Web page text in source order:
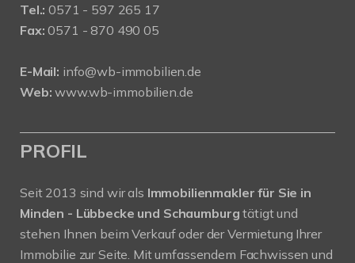
Tel.: 0571 - 597 265 17
Fax: 0571 - 870 490 05
E-Mail: info@wb-immobilien.de
Web: www.wb-immobilien.de
PROFIL
Seit 2013 sind wir als Immobilienmakler für Sie in
Minden - Lübbecke und Schaumburgtätigt und
stehen Ihnen beim Verkauf oder der Vermietung Ihrer
Immobilie zur Seite. Mit umfassendem Fachwissen und